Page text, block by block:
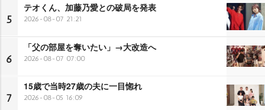
5
テオくん、加藤乃愛との破局を発表
2026-08-07 21:21
6
「父の部屋を奪いたい」→大改造へ
2026-08-07 07:00
7
15歳で当時27歳の夫に一目惚れ
2026-08-05 16:09